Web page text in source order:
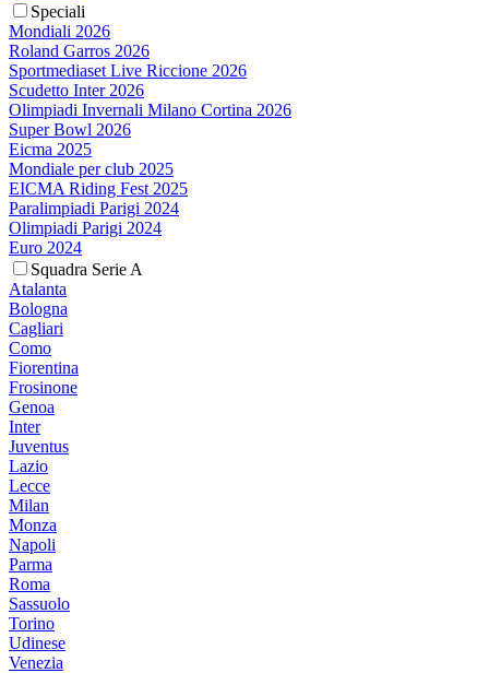
Speciali
Mondiali 2026
Roland Garros 2026
Sportmediaset Live Riccione 2026
Scudetto Inter 2026
Olimpiadi Invernali Milano Cortina 2026
Super Bowl 2026
Eicma 2025
Mondiale per club 2025
EICMA Riding Fest 2025
Paralimpiadi Parigi 2024
Olimpiadi Parigi 2024
Euro 2024
Squadra Serie A
Atalanta
Bologna
Cagliari
Como
Fiorentina
Frosinone
Genoa
Inter
Juventus
Lazio
Lecce
Milan
Monza
Napoli
Parma
Roma
Sassuolo
Torino
Udinese
Venezia